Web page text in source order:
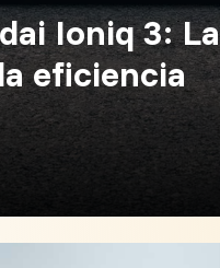
Ioniq 3:
eficiencia